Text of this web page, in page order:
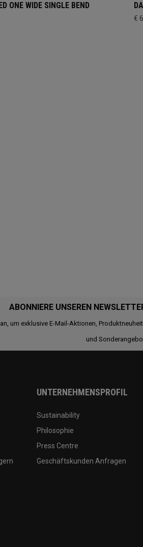
ONE WIDE SINGLE BEND
€
ABONNIERE UNSEREN
um exklusive E-Mail-Aktionen,
und
UNTERNEHMENSPROFIL
Sustainability
Philosophie
Press Centre
Geschäftskunden Anfragen